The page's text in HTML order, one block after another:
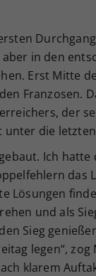
in den
Erst Mitte
Franzosen.
der
unter die
Ich
das
Lösungen
und als
Sieg
legen“,
klarem